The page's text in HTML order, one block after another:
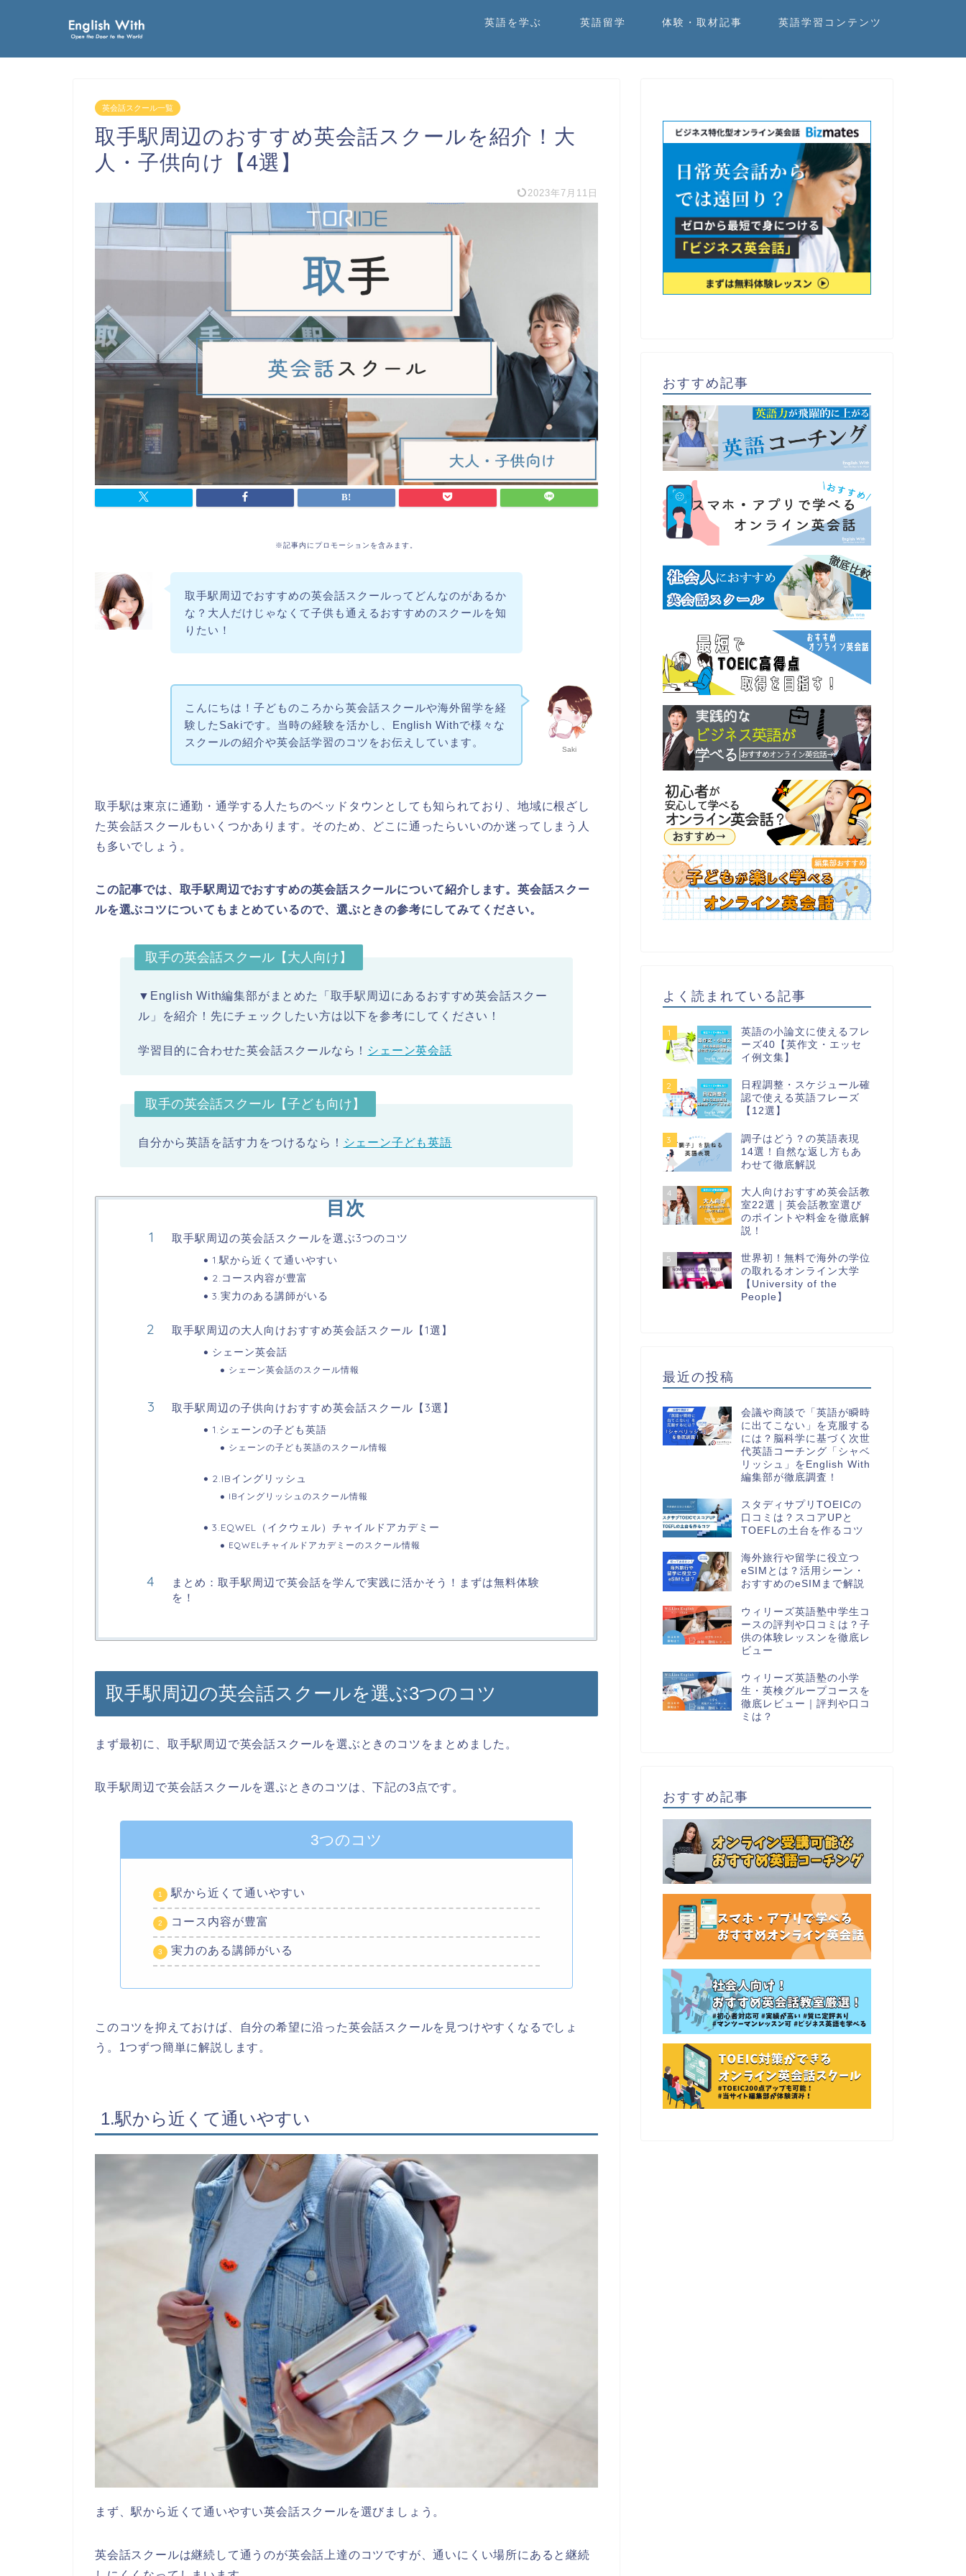
英語を学ぶ 英語留学 体験・取材記事 英語学習コンテンツ
英会話スクール一覧
取手駅周辺のおすすめ英会話スクールを紹介！大
人・子供向け【4選】
2023年7月11日
※記事内にプロモーションを含みます。
取手駅周辺でおすすめの英会話スクールってどんなのがあるか
な？大人だけじゃなくて子供も通えるおすすめのスクールを知
りたい！
Saki
こんにちは！子どものころから英会話スクールや海外留学を経
験したSakiです。当時の経験を活かし、English Withで様々な
スクールの紹介や英会話学習のコツをお伝えしています。
取手駅は東京に通勤・通学する人たちのベッドタウンとしても知られており、地域に根ざし
た英会話スクールもいくつかあります。そのため、どこに通ったらいいのか迷ってしまう人
も多いでしょう。
この記事では、取手駅周辺でおすすめの英会話スクールについて紹介します。英会話スクー
ルを選ぶコツについてもまとめているので、選ぶときの参考にしてみてください。
取手の英会話スクール【大人向け】
▼English With編集部がまとめた「取手駅周辺にあるおすすめ英会話スクー
ル」を紹介！先にチェックしたい方は以下を参考にしてください！
学習目的に合わせた英会話スクールなら！ シェーン英会話
取手の英会話スクール【子ども向け】
自分から英語を話す力をつけるなら！ シェーン子ども英語
目次
取手駅周辺の英会話スクールを選ぶ3つのコツ
1.駅から近くて通いやすい
2.コース内容が豊富
3.実力のある講師がいる
取手駅周辺の大人向けおすすめ英会話スクール【1選】
シェーン英会話
シェーン英会話のスクール情報
取手駅周辺の子供向けおすすめ英会話スクール【3選】
1.シェーンの子ども英語
シェーンの子ども英語のスクール情報
2.IBイングリッシュ
IBイングリッシュのスクール情報
3.EQWEL（イクウェル）チャイルドアカデミー
EQWELチャイルドアカデミーのスクール情報
まとめ：取手駅周辺で英会話を学んで実践に活かそう！まずは無料体験
を！
取手駅周辺の英会話スクールを選ぶ3つのコツ
まず最初に、取手駅周辺で英会話スクールを選ぶときのコツをまとめました。
取手駅周辺で英会話スクールを選ぶときのコツは、下記の3点です。
3つのコツ
駅から近くて通いやすい
コース内容が豊富
実力のある講師がいる
このコツを抑えておけば、自分の希望に沿った英会話スクールを見つけやすくなるでしょ
う。1つずつ簡単に解説します。
1.駅から近くて通いやすい
まず、駅から近くて通いやすい英会話スクールを選びましょう。
英会話スクールは継続して通うのが英会話上達のコツですが、通いにくい場所にあると継続
おすすめ記事
よく読まれている記事
1
英語の小論文に使えるフレ
ーズ40【英作文・エッセ
イ例文集】
2
日程調整・スケジュール確
認で使える英語フレーズ
【12選】
3
調子はどう？の英語表現
14選！自然な返し方もあ
わせて徹底解説
4
大人向けおすすめ英会話教
室22選｜英会話教室選び
のポイントや料金を徹底解
説！
5
世界初！無料で海外の学位
の取れるオンライン大学
【University of the
People】
最近の投稿
会議や商談で「英語が瞬時
に出てこない」を克服する
には？脳科学に基づく次世
代英語コーチング「シャベ
リッシュ」をEnglish With
編集部が徹底調査！
スタディサプリTOEICの
口コミは？スコアUPと
TOEFLの土台を作るコツ
海外旅行や留学に役立つ
eSIMとは？活用シーン・
おすすめのeSIMまで解説
ウィリーズ英語塾中学生コ
ースの評判や口コミは？子
供の体験レッスンを徹底レ
ビュー
ウィリーズ英語塾の小学
生・英検グループコースを
徹底レビュー｜評判や口コ
ミは？
おすすめ記事